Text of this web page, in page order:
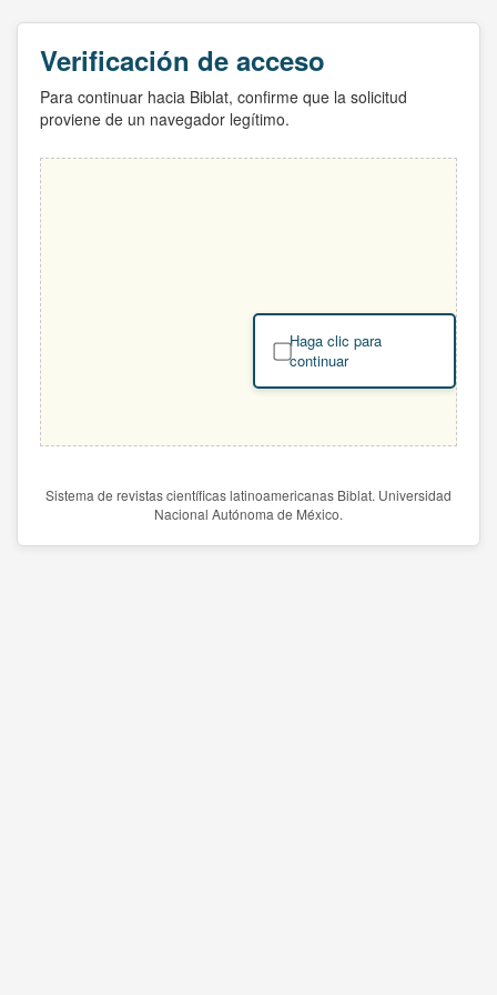
Verificación de acceso
Para continuar hacia Biblat, confirme que la solicitud
proviene de un navegador legítimo.
Haga clic para
continuar
Sistema de revistas científicas latinoamericanas Biblat. Universidad
Nacional Autónoma de México.